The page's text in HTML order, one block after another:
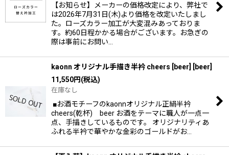
【お知らせ】メーカーの価格改定により、弊社で
は2026年7月31日(木)より価格を改定いたしまし
た。ローズカラー加工が大変混みあっておりま
す。約60日程かかる場合がございます。お急ぎの
際は事前にお問い…
kaonn オリジナル手描き半衿 cheers [beer] beer
11,550円(税込)
在庫なし
■お酒モチーフのkaonnオリジナル正絹半衿
cheers(乾杯) beer お酒をテーマに職人が一点一
点、手描きしているものです。 オリジナリティあ
ふれる半衿で華やかな金彩のゴールドがお…